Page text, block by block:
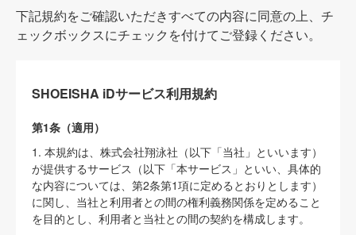
下記規約をご確認いただきすべての内容に同意の上、チ
ェックボックスにチェックを付けてご登録ください。
SHOEISHA iDサービス利用規約
第1条（適用）
1. 本規約は、株式会社翔泳社（以下「当社」といいます）
が提供するサービス（以下「本サービス」といい、具体的
な内容については、第2条第1項に定めるとおりとします）
に関し、当社と利用者との間の権利義務関係を定めること
を目的とし、利用者と当社との間の契約を構成します。